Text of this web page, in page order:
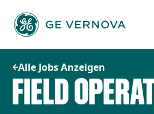
Inhalt
springen
Alle Jobs Anzeigen
FIELD